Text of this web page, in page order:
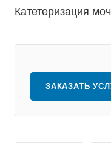
Катетеризация
ЗАКАЗАТЬ